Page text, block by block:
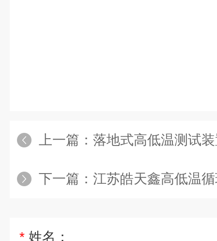
上一篇： 落地式高低温测试
下一篇： 江苏皓天鑫高低温
* 姓名：